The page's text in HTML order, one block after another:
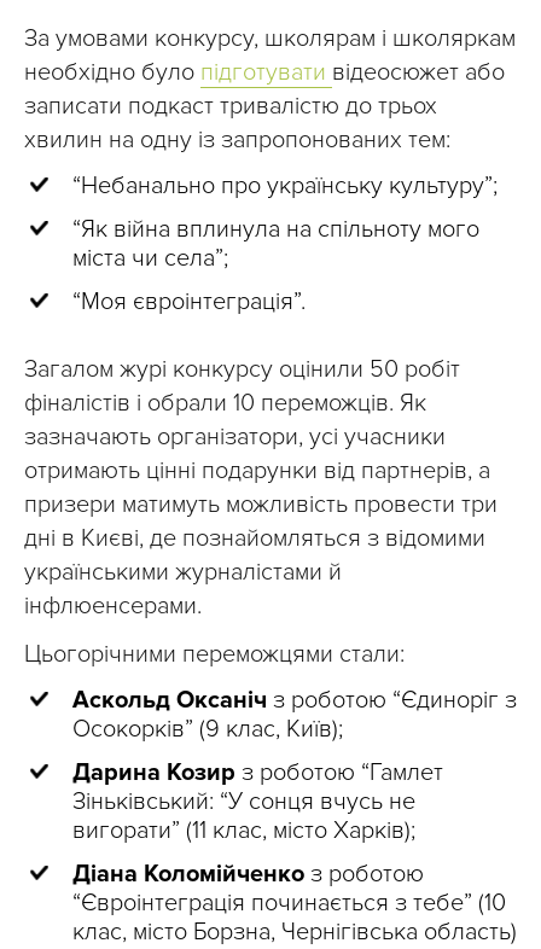
За умовами конкурсу, школярам і школяркам
необхідно було підготувати відеосюжет або
записати подкаст тривалістю до трьох
хвилин на одну із запропонованих тем:
“Небанально про українську культуру”;
“Як війна вплинула на спільноту мого
міста чи села”;
“Моя євроінтеграція”.
Загалом журі конкурсу оцінили 50 робіт
фіналістів і обрали 10 переможців. Як
зазначають організатори, усі учасники
отримають цінні подарунки від партнерів, а
призери матимуть можливість провести три
дні в Києві, де познайомляться з відомими
українськими журналістами й
інфлюенсерами.
Цьогорічними переможцями стали:
Аскольд Оксаніч з роботою “Єдиноріг з
Осокорків” (9 клас, Київ);
Дарина Козир з роботою “Гамлет
Зіньківський: “У сонця вчусь не
вигорати” (11 клас, місто Харків);
Діана Коломійченко з роботою
“Євроінтеграція починається з тебе” (10
клас, місто Борзна, Чернігівська область)